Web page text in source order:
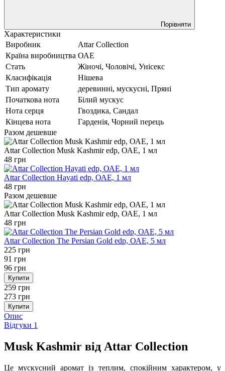
Порівняти
Характеристики
Виробник
Attar Collection
Країна виробництва ОАЕ
Стать
Жіночі, Чоловічі, Унісекс
Класифікація
Нішева
Тип аромату
деревинні, мускусні, Пряні
Початкова нота
Білий мускус
Нота серця
Гвоздика, Сандал
Кінцева нота
Гарденія, Чорний перець
Разом дешевше
Attar Collection Musk Kashmir edp, ОАЕ, 1 мл
48 грн
Attar Collection Hayati edp, ОАЕ, 1 мл
48 грн
Разом дешевше
Attar Collection Musk Kashmir edp, ОАЕ, 1 мл
48 грн
Attar Collection The Persian Gold edp, ОАЕ, 5 мл
225 грн
91 грн
96 грн
Купити
259 грн
273 грн
Купити
Опис
Відгуки 1
Musk Kashmir від Attar Collection
Це мускусний аромат із теплим, спокійним характером, у